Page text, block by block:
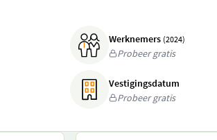
Werknemers (2024)
Probeer gratis
Vestigingsdatum
Probeer gratis